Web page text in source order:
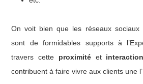
On voit bien que les réseaux sociaux
sont de formidables supports à
travers cette proximitéet interaction
contribuent à faire vivre aux clients une